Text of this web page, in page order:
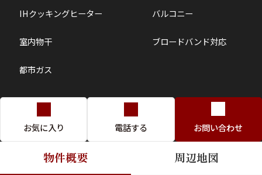
IHクッキングヒーター バルコニー
室内物干 ブロードバンド対応
都市ガス
お気に入り 電話する お問い合わせ
物件概要 周辺地図